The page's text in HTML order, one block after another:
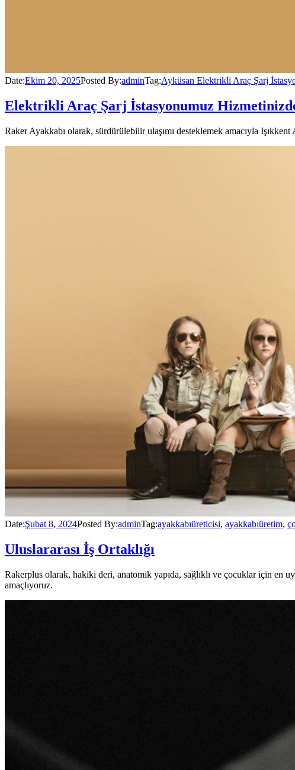
Date:Ekim 20, 2025Posted By:adminTag:Ayküsan Elektrikli Araç Şarj
Elektrikli Araç Şarj İstasyonumuz
Raker Ayakkabı olarak, sürdürülebilir ulaşımı desteklemek amacıyla
Date:Şubat 8, 2024Posted By:adminTag:ayakkabıüreticisi, ayakkabıüretim,
Uluslararası İş Ortaklığı
Rakerplus olarak, hakiki deri, anatomik yapıda, sağlıklı ve çocuklar için en
amaçlıyoruz.